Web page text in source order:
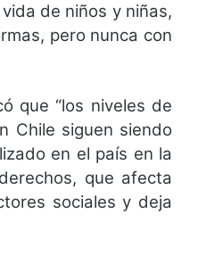
de niños y niñas,
pero nunca con
que “los niveles de
Chile siguen siendo
en el país en la
que afecta
sociales y deja